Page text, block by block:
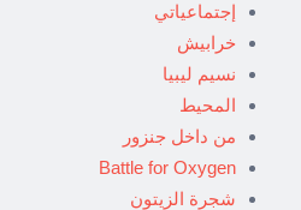
إجتماعياتي
خرابيش
نسيم ليبيا
المحيط
من داخل جنزور
Battle for Oxygen
شجرة الزيتون